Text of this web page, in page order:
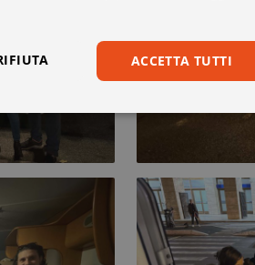
ACCETTA TUTTI
Preferenze Non classificati
Non classificati